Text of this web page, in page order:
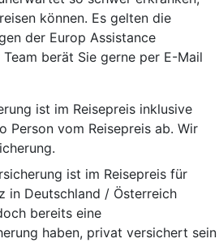
können. Es gelten die
der Europ Assistance
berät Sie gerne per E-Mail
ist im Reisepreis inklusive
Person vom Reisepreis ab. Wir
ist im Reisepreis für
in Deutschland / Österreich
bereits eine
haben, privat versichert sein